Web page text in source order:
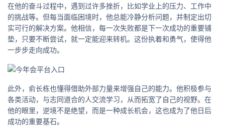
在他的奋斗过程中，遇到过许多挫折，比如学业上的压力、工作中
的挑战等。但每当面临困境时，他总能冷静分析问题，并制定出切
实可行的解决方案。他相信，每一次失败都是下一次成功的重要铺
垫，只要不断尝试，就一定能迎来转机。这份执着和勇气，使得他
一步步走向成功。
此外，俞长栋也懂得借助外部力量来增强自己的能力。他积极参与
各类活动，与志同道合的人交流学习，从而拓宽了自己的视野。在
他的眼里，逆境不是绝望，而是一种成长机会，这也成为了他日后
成功的重要基石。